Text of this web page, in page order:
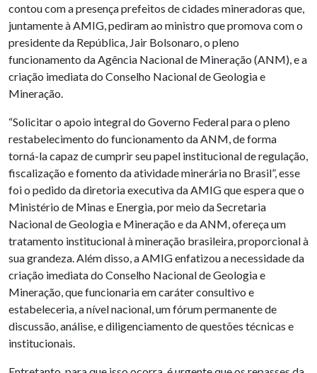
contou com a presença prefeitos de cidades mineradoras que,
juntamente à AMIG, pediram ao ministro que promova com o
presidente da República, Jair Bolsonaro, o pleno
funcionamento da Agência Nacional de Mineração (ANM), e a
criação imediata do Conselho Nacional de Geologia e
Mineração.
“Solicitar o apoio integral do Governo Federal para o pleno
restabelecimento do funcionamento da ANM, de forma
torná-la capaz de cumprir seu papel institucional de regulação,
fiscalização e fomento da atividade minerária no Brasil”, esse
foi o pedido da diretoria executiva da AMIG que espera que o
Ministério de Minas e Energia, por meio da Secretaria
Nacional de Geologia e Mineração e da ANM, ofereça um
tratamento institucional à mineração brasileira, proporcional à
sua grandeza. Além disso, a AMIG enfatizou a necessidade da
criação imediata do Conselho Nacional de Geologia e
Mineração, que funcionaria em caráter consultivo e
estabeleceria, a nível nacional, um fórum permanente de
discussão, análise, e diligenciamento de questões técnicas e
institucionais.